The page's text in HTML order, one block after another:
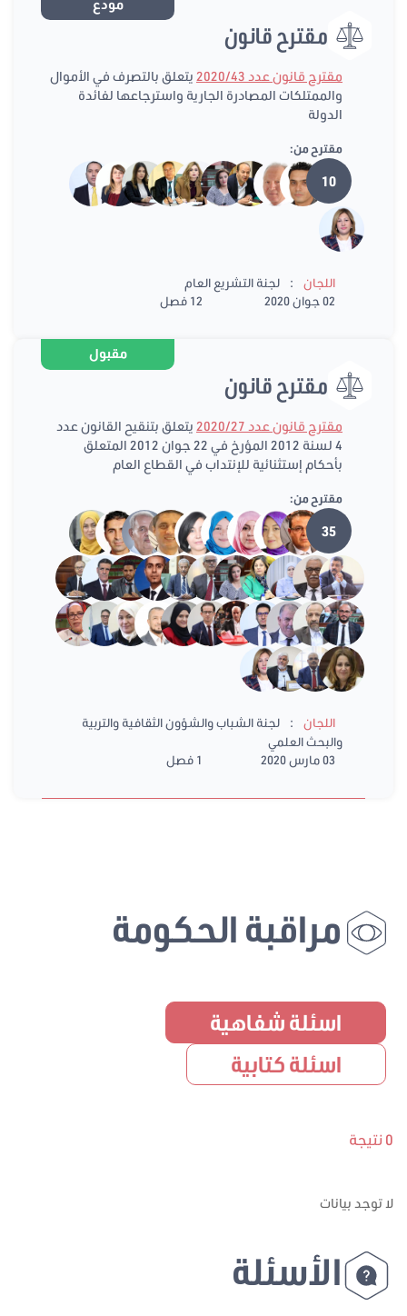
مودع
مقترح قانون
مقترح قانون عدد 2020/43
يتعلق بالتصرف في الأموال
والممتلكات المصادرة الجارية واسترجاعها لفائدة
الدولة
مقترح من:
10
اللجان :
لجنة التشريع العام
02 جوان 2020
12 فصل
مقبول
مقترح قانون
مقترح قانون عدد 2020/27
يتعلق بتنقيح القانون عدد
4 لسنة 2012 المؤرخ في 22 جوان 2012 المتعلق
بأحكام إستثنائية للإنتداب في القطاع العام
مقترح من:
35
اللجان :
لجنة الشباب والشؤون الثقافية والتربية
والبحث العلمي
03 مارس 2020
1 فصل
مراقبة الحكومة
اسئلة شفاهية
اسئلة كتابية
0 نتيجة
لا توجد بيانات
الأسئلة